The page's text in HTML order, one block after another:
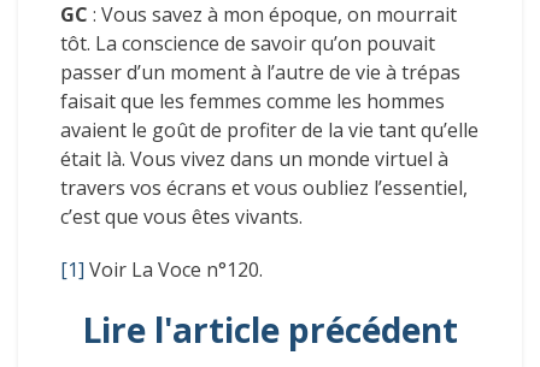
GC : Vous savez à mon époque, on mourrait
tôt. La conscience de savoir qu’on pouvait
passer d’un moment à l’autre de vie à trépas
faisait que les femmes comme les hommes
avaient le goût de profiter de la vie tant qu’elle
était là. Vous vivez dans un monde virtuel à
travers vos écrans et vous oubliez l’essentiel,
c’est que vous êtes vivants.
[1] Voir La Voce n°120.
Lire l'article précédent